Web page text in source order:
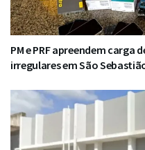
PM e PRF apreendem
irregulares em São